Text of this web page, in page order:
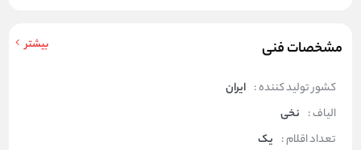
مشخصات فنی بیشتر
کشور تولید کننده : ایران
الیاف : نخی
تعداد اقلام : یک